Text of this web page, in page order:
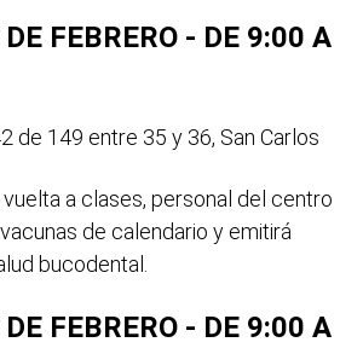
FEBRERO - DE 9:00 A
de 149 entre 35 y 36, San Carlos
a clases, personal del centro
de calendario y emitirá
bucodental.
FEBRERO - DE 9:00 A